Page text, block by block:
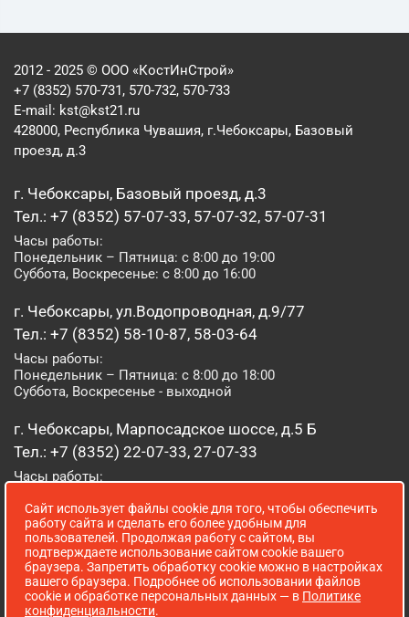
2012 - 2025 © ООО «КостИнСтрой»
+7 (8352) 570-731, 570-732, 570-733
E-mail: kst@kst21.ru
428000, Республика Чувашия, г.Чебоксары, Базовый
проезд, д.3
г. Чебоксары, Базовый проезд, д.3
Тел.: +7 (8352) 57-07-33, 57-07-32, 57-07-31
Часы работы:
Понедельник – Пятница: с 8:00 до 19:00
Суббота, Воскресенье: с 8:00 до 16:00
г. Чебоксары, ул.Водопроводная, д.9/77
Тел.: +7 (8352) 58-10-87, 58-03-64
Часы работы:
Понедельник – Пятница: с 8:00 до 18:00
Суббота, Воскресенье - выходной
г. Чебоксары, Марпосадское шоссе, д.5 Б
Тел.: +7 (8352) 22-07-33, 27-07-33
Часы работы:
Суббота, Воскресенье: с 8:00 до 16:00
г. Йошкар-Ола, ул. Луначарского, д. 52 А
Тел.: (8362) 41-07-31
Часы работы:
Понедельник – Пятница: с 8:00 до 18:00
Сайт использует файлы cookie для того, чтобы обеспечить
работу сайта и сделать его более удобным для
пользователей. Продолжая работу с сайтом, вы
подтверждаете использование сайтом cookie вашего
браузера. Запретить обработку cookie можно в настройках
вашего браузера. Подробнее об использовании файлов
cookie и обработке персональных данных — в Политике
конфиденциальности.